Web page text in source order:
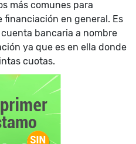
más comunes para
en general. Es
bancaria a nombre
ya que es en ella donde
cuotas.